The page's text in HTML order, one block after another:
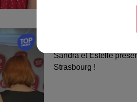
Sandra et
Sandra et Estelle
Strasbourg !